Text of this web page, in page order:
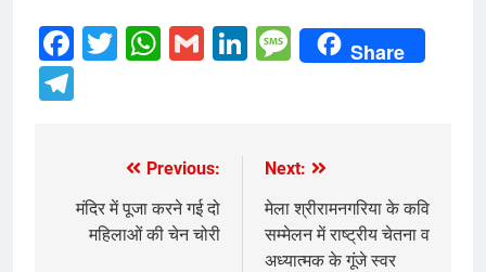
Facebook
Twitter
WhatsApp
GmailLinkedIn
Message
Share
navigation
Previous:
मंदिर में पूजा करने गई दो
महिलाओं की चेन चोरी
Next:
मेला श्रीरामनगरिया के कवि
सम्मेलन में राष्ट्रीय चेतना व
अध्यात्मक के गूंजे स्वर